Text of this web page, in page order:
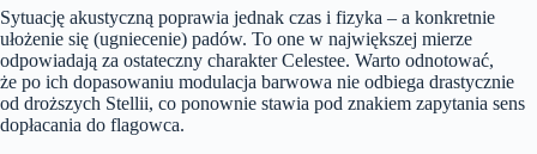
Sytuację akustyczną poprawia jednak czas i fizyka – a konkretnie
ułożenie się (ugniecenie) padów. To one w największej mierze
odpowiadają za ostateczny charakter Celestee. Warto odnotować,
że po ich dopasowaniu modulacja barwowa nie odbiega drastycznie
od droższych Stellii, co ponownie stawia pod znakiem zapytania sens
dopłacania do flagowca.